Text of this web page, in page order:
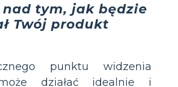
tym, jak będzie
Twój produkt
punktu widzenia
działać idealnie i